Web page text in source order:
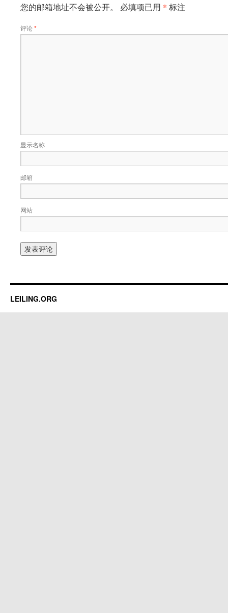
您的邮箱地址不会被公开。 必填项已用 * 标注
评论*
显示名称
邮箱
网站
LEILING.ORG